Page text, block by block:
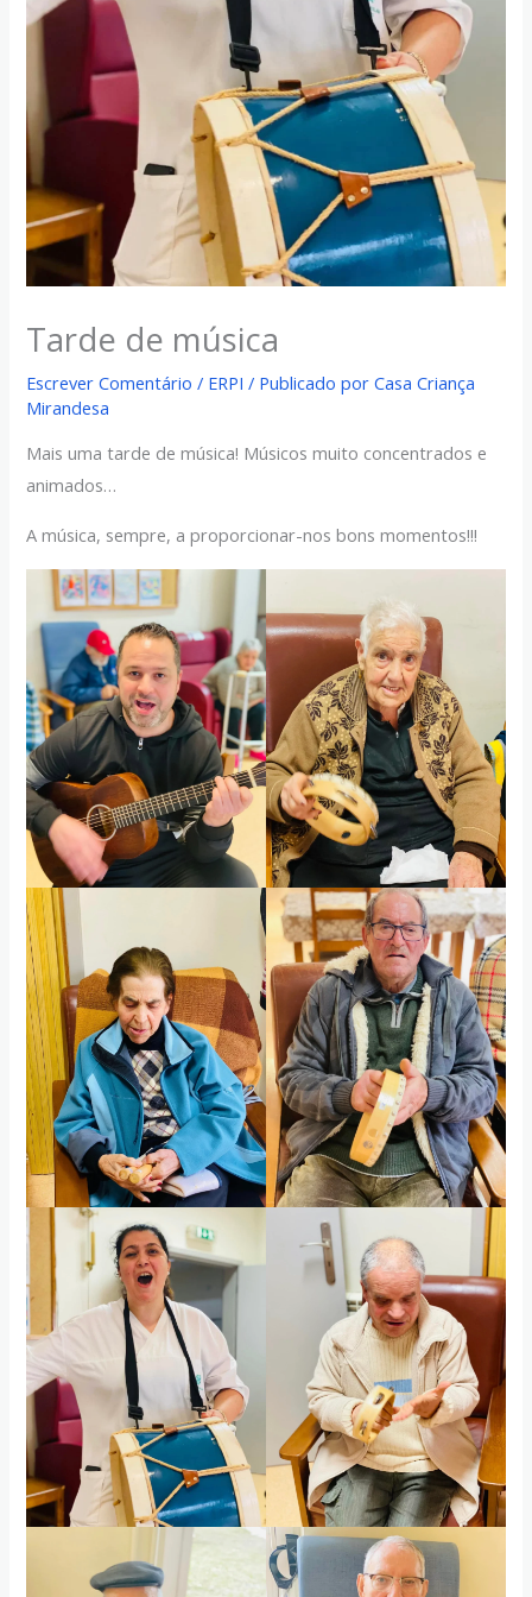
Tarde de música
Escrever Comentário / ERPI / Publicado porCasa Criança
Mirandesa
Mais uma tarde de música! Músicos muito concentrados e
animados…
A música, sempre, a proporcionar-nos bons momentos!!!